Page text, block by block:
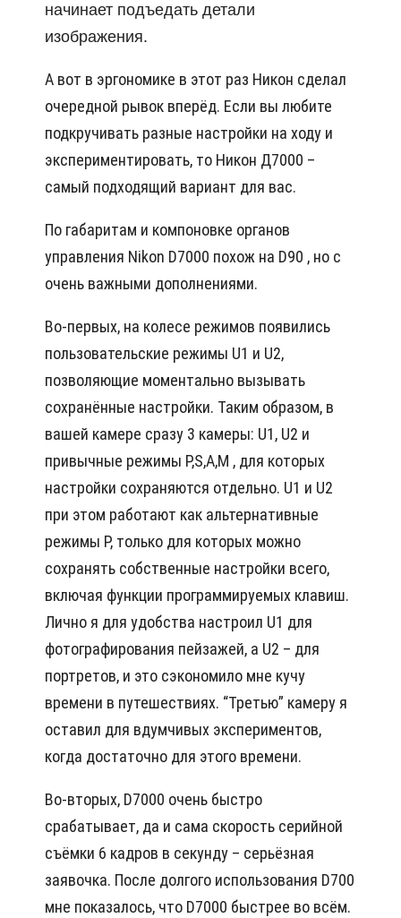
начинает подъедать детали
изображения.
А вот в эргономике в этот раз Никон сделал
очередной рывок вперёд. Если вы любите
подкручивать разные настройки на ходу и
экспериментировать, то Никон Д7000 –
самый подходящий вариант для вас.
По габаритам и компоновке органов
управления Nikon D7000 похож на D90 , но с
очень важными дополнениями.
Во-первых, на колесе режимов появились
пользовательские режимы U1 и U2,
позволяющие моментально вызывать
сохранённые настройки. Таким образом, в
вашей камере сразу 3 камеры: U1, U2 и
привычные режимы P,S,A,M , для которых
настройки сохраняются отдельно. U1 и U2
при этом работают как альтернативные
режимы P, только для которых можно
сохранять собственные настройки всего,
включая функции программируемых клавиш.
Лично я для удобства настроил U1 для
фотографирования пейзажей, а U2 – для
портретов, и это сэкономило мне кучу
времени в путешествиях. “Третью” камеру я
оставил для вдумчивых экспериментов,
когда достаточно для этого времени.
Во-вторых, D7000 очень быстро
срабатывает, да и сама скорость серийной
съёмки 6 кадров в секунду – серьёзная
заявочка. После долгого использования D700
мне показалось, что D7000 быстрее во всём.